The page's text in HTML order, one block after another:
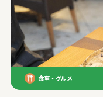
食事・グルメ